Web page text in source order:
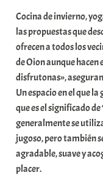
a
r
E
r
r
i
o
x
a
K
Cocina de invierno,
las propuestas que
ofrecen a todos los
de Oion aunque hacen
disfrutonas»,
Un espacio en el que
que es el significado
generalmente se
jugoso, pero también
agradable, suave y
placer.